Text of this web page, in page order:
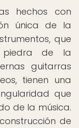
hechos con
única de la
que
de la
guitarras
tienen una
que
de la música.
de